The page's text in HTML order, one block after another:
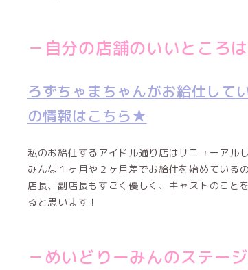
－自分の店舗のいいところ
ろずちゃまちゃんがお給仕して
の情報はこちら★
私のお給仕するアイドル通り店はリニューアル
みんな１ヶ月や２ヶ月差でお給仕を始めている
店長、副店長もすごく優しく、キャストのこと
ると思います！
－めいどりーみんのステー